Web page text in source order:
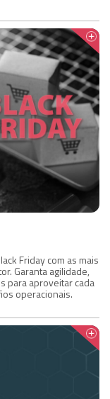
Friday com as mais
Garanta agilidade,
para aproveitar cada
operacionais.